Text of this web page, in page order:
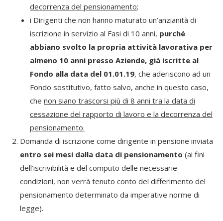
decorrenza del pensionamento;
i Dirigenti che non hanno maturato un’anzianità di
iscrizione in servizio al Fasi di 10 anni, purché
abbiano svolto la propria attività lavorativa per
almeno 10 anni presso Aziende, già iscritte al
Fondo alla data del 01.01.19, che aderiscono ad un
Fondo sostitutivo, fatto salvo, anche in questo caso,
che non siano trascorsi più di 8 anni tra la data di
cessazione del rapporto di lavoro e la decorrenza del
pensionamento.
Domanda di iscrizione come dirigente in pensione inviata
entro sei mesi dalla data di pensionamento (ai fini
dell’iscrivibilità e del computo delle necessarie
condizioni, non verrà tenuto conto del differimento del
pensionamento determinato da imperative norme di
legge).